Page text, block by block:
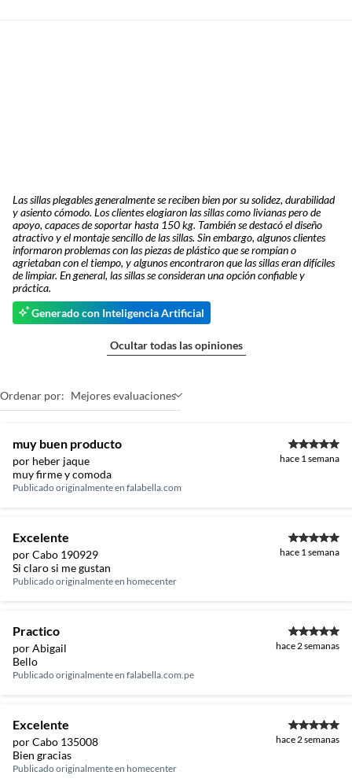
Las sillas plegables generalmente se reciben bien por su solidez, durabilidad
y asiento cómodo. Los clientes elogiaron las sillas como livianas pero de
apoyo, capaces de soportar hasta 150 kg. También se destacó el diseño
atractivo y el montaje sencillo de las sillas. Sin embargo, algunos clientes
informaron problemas con las piezas de plástico que se rompían o
agrietaban con el tiempo, y algunos encontraron que las sillas eran difíciles
de limpiar. En general, las sillas se consideran una opción confiable y
práctica.
Generado con Inteligencia Artificial
Ocultar todas las opiniones
Ordenar por: Mejores evaluaciones
muy buen producto
por heber jaque hace 1 semana
muy firme y comoda
Publicado originalmente en falabella.com
Excelente
por Cabo 190929 hace 1 semana
Si claro si me gustan
Publicado originalmente en homecenter
Practico
por Abigail hace 2 semanas
Bello
Publicado originalmente en falabella.com.pe
Excelente
por Cabo 135008 hace 2 semanas
Bien gracias
Publicado originalmente en homecenter